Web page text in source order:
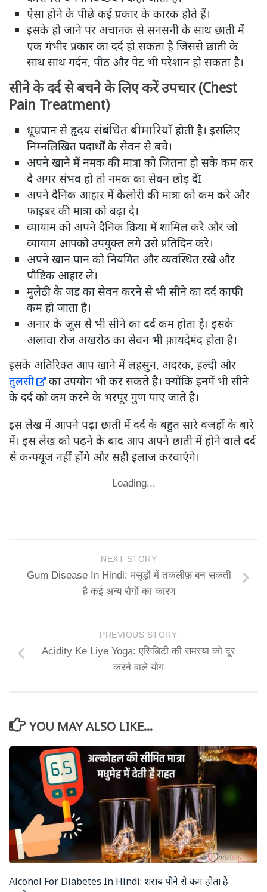
ऐसा होने के पीछे कई प्रकार के कारक होते हैं।
इसके हो जाने पर अचानक से सनसनी के साथ छाती में
एक गंभीर प्रकार का दर्द हो सकता है जिससे छाती के
साथ साथ गर्दन, पीठ और पेट भी परेशान हो सकता है।
सीने के दर्द से बचने के लिए करें उपचार (Chest
Pain Treatment)
धूम्रपान से हृदय संबंधित बीमारियाँहोती है। इसलिए
निम्नलिखित पदार्थों के सेवन से बचे।
अपने खाने में नमक की मात्रा को जितना हो सके कम कर
दे अगर संभव हो तो नमक का सेवन छोड़ देंI
अपने दैनिक आहार में कैलोरी की मात्रा को कम करे और
फाइबर की मात्रा को बढ़ा दे।
व्यायाम को अपने दैनिक क्रिया में शामिल करे और जो
व्यायाम आपको उपयुक्त लगे उसे प्रतिदिन करे।
अपने खान पान को नियमित और व्यवस्थित रखे और
पौष्टिक आहार ले।
मुलेठी के जड़ का सेवन करने से भी सीने का दर्द काफी
कम हो जाता है।
अनार के जूस से भी सीने का दर्द कम होता है। इसके
अलावा रोज अखरोठ का सेवन भी फ़ायदेमंद होता है।
इसके अतिरिक्त आप खाने में लहसुन, अदरक, हल्दी और
तुलसी
का उपयोग भी कर सकते है। क्योंकि इनमें भी सीने
के दर्द को कम करने के भरपूर गुण पाए जाते है।
इस लेख में आपने पढ़ा छाती में दर्द के बहुत सारे वजहों के बारे
में। इस लेख को पढ़ने के बाद आप अपने छाती में होने वाले दर्द
से कन्फ्यूज नहीं होंगे और सही इलाज करवाएंगे।
Loading...
NEXT STORY
Gum Disease In Hindi: मसूड़ों में तकलीफ़ बन सकती
है कई अन्य रोगों का कारण
PREVIOUS STORY
Acidity Ke Liye Yoga: एसिडिटी की समस्या को दूर
करने वाले योग
YOU MAY ALSO LIKE...
Alcohol For Diabetes In Hindi: शराब पीने से कम होता है